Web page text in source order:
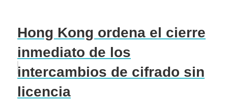
Hong Kong ordena el cierre
inmediato de los
intercambios de cifrado sin
licencia